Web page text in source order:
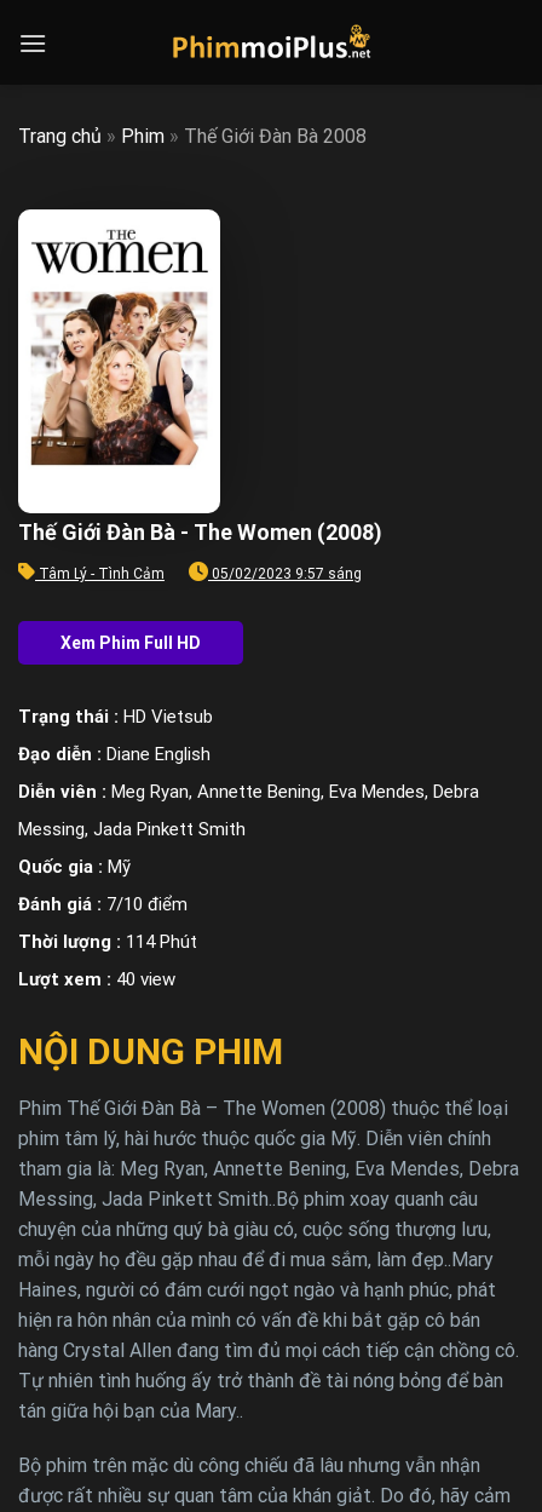
Trang chủ » Phim » Thế Giới Đàn Bà 2008
Thế Giới Đàn Bà - The Women (2008)
Tâm Lý - Tình Cảm 05/02/2023 9:57 sáng
Trạng thái : HD Vietsub
Đạo diễn : Diane English
Diễn viên : Meg Ryan, Annette Bening, Eva Mendes, Debra
Messing, Jada Pinkett Smith
Quốc gia : Mỹ
Đánh giá : 7/10 điểm
Thời lượng : 114 Phút
Lượt xem : 40 view
NỘI DUNG PHIM
Phim Thế Giới Đàn Bà – The Women (2008) thuộc thể loại
phim tâm lý, hài hước thuộc quốc gia Mỹ. Diễn viên chính
tham gia là: Meg Ryan, Annette Bening, Eva Mendes, Debra
Messing, Jada Pinkett Smith..Bộ phim xoay quanh câu
chuyện của những quý bà giàu có, cuộc sống thượng lưu,
mỗi ngày họ đều gặp nhau để đi mua sắm, làm đẹp..Mary
Haines, người có đám cưới ngọt ngào và hạnh phúc, phát
hiện ra hôn nhân của mình có vấn đề khi bắt gặp cô bán
hàng Crystal Allen đang tìm đủ mọi cách tiếp cận chồng cô.
Tự nhiên tình huống ấy trở thành đề tài nóng bỏng để bàn
tán giữa hội bạn của Mary..
Bộ phim trên mặc dù công chiếu đã lâu nhưng vẫn nhận
được rất nhiều sự quan tâm của khán giảt. Do đó, hãy cảm